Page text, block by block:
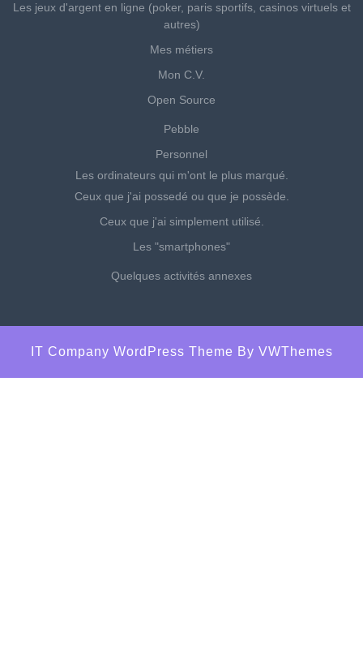
Les jeux d'argent en ligne (poker, paris sportifs, casinos virtuels et
autres)
Mes métiers
Mon C.V.
Open Source
Pebble
Personnel
Les ordinateurs qui m'ont le plus marqué.
Ceux que j'ai possedé ou que je possède.
Ceux que j'ai simplement utilisé.
Les "smartphones"
Quelques activités annexes
IT Company WordPress Theme By VWThemes